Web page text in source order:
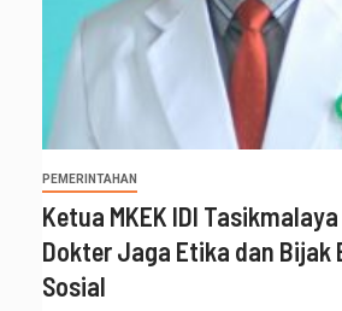
PEMERINTAHAN
Ketua MKEK IDI
Dokter Jaga Etika dan Bijak
Sosial